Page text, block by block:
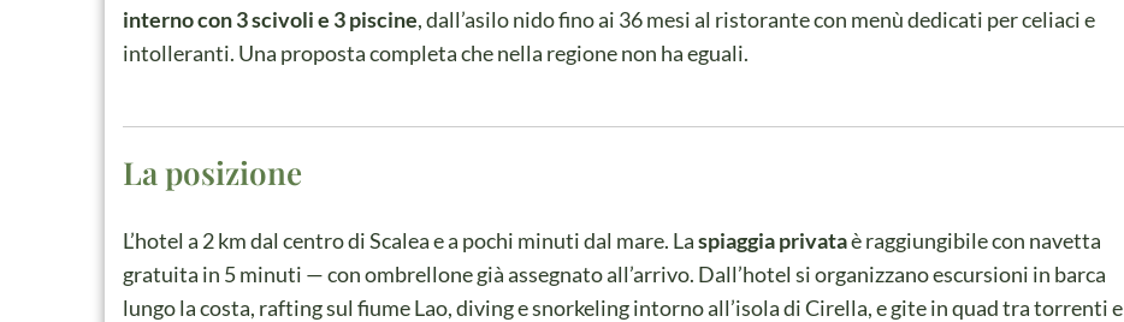
interno con 3 scivoli e 3 piscine, dall’asilo nido fino ai 36 mesi al ristorante con menù dedicati per celiaci e
intolleranti. Una proposta completa che nella regione non ha eguali.
La posizione
L’hotel a 2 km dal centro di Scalea e a pochi minuti dal mare. Laspiaggia privataè raggiungibile con navetta
gratuita in 5 minuti — con ombrellone già assegnato all’arrivo. Dall’hotel si organizzano escursioni in barca
lungo la costa, rafting sul fiume Lao, diving e snorkeling intorno all’isola di Cirella, e gite in quad tra torrenti e